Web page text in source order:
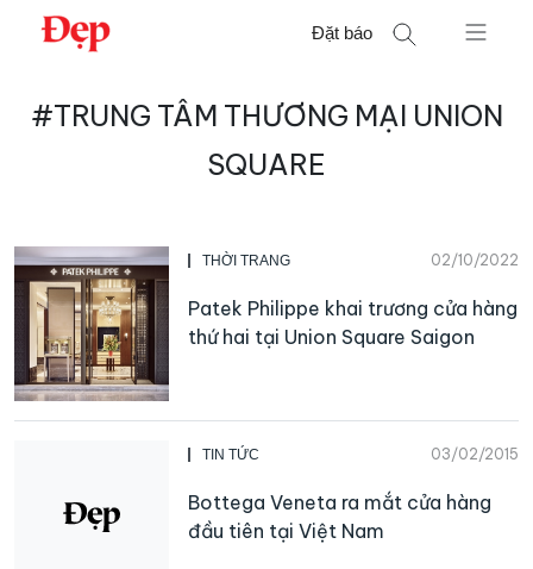
Chuyển
Đặt báo
kiếm
#TRUNG TÂM THƯƠNG MẠI UNION
SQUARE
THỜI TRANG 02/10/2022
Patek Philippe khai trương cửa hàng
thứ hai tại Union Square Saigon
TIN TỨC 03/02/2015
Bottega Veneta ra mắt cửa hàng
đầu tiên tại Việt Nam